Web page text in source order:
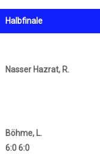
Halbfinale
Nasser Hazrat, R.
Böhme, L.
6:0 6:0